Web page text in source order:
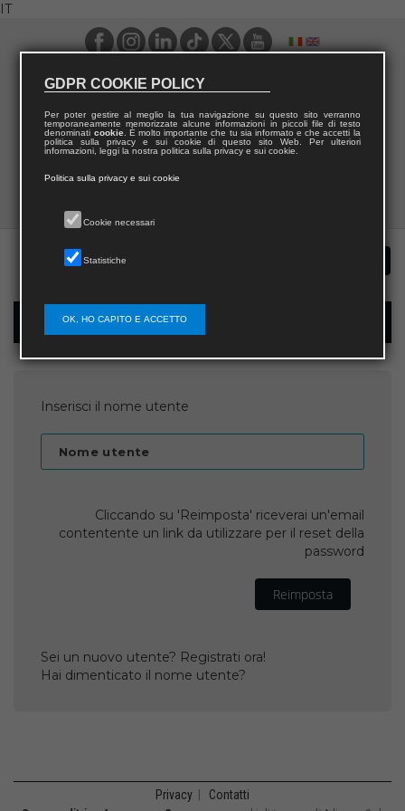
IT
Recupera password
Inserisci il nome utente
Nome utente
Cliccando su 'Reimposta' riceverai un'email
contentente un link da utilizzare per il reset della
password
Reimposta
Sei un nuovo utente? Registrati ora!
Hai dimenticato il nome utente?
Privacy Contatti
GDPR COOKIE POLICY
Per poter gestire al meglio la tua navigazione su questo sito verranno
temporaneamente memorizzate alcune informazioni in piccoli file di testo
denominati cookie. È molto importante che tu sia informato e che accetti la
politica sulla privacy e sui cookie di questo sito Web. Per ulteriori
informazioni, leggi la nostra politica sulla privacy e sui cookie.
Politica sulla privacy e sui cookie
Cookie necessari
Statistiche
OK, HO CAPITO E ACCETTO